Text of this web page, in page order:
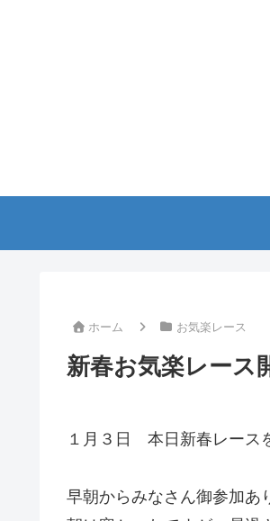
ホーム お気楽レース
新春お気楽レース
１月３日 本日新春レース
早朝からみなさん御参加あ